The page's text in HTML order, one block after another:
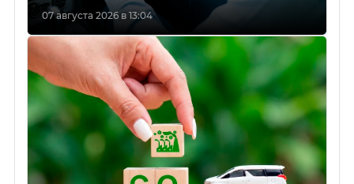
07 августа 2026 в 13:04